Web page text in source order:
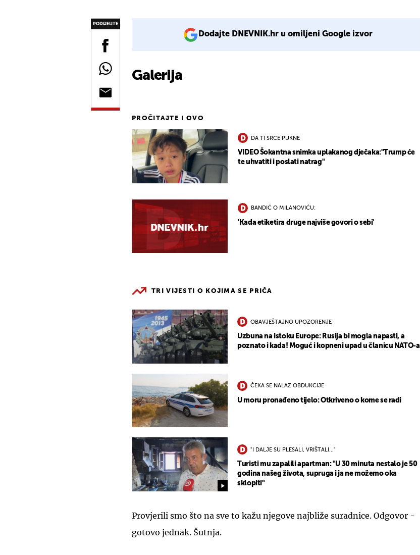
PODIJELITE
Dodajte DNEVNIK.hr u omiljeni Google izvor
Galerija
PROČITAJTE I OVO
DA TI SRCE PUKNE
VIDEO Šokantna snimka uplakanog dječaka:"Trump će
te uhvatiti i poslati natrag"
BANDIĆ O MILANOVIĆU:
'Kada etiketira druge najviše govori o sebi'
TRI VIJESTI O KOJIMA SE PRIČA
OBAVJEŠTAJNO UPOZORENJE
Uzbuna na istoku Europe: Rusija bi mogla napasti, a
poznato i kada! Moguć i kopneni upad u članicu NATO-a
ČEKA SE NALAZ OBDUKCIJE
U moru pronađeno tijelo: Otkriveno o kome se radi
"I DALJE SU PLESALI, VRIŠTALI..."
Turisti mu zapalili apartman: "U 30 minuta nestalo je 50
godina našeg života, supruga i ja ne možemo oka
sklopiti"
Provjerili smo što na sve to kažu njegove najbliže suradnice. Odgovor -
gotovo jednak. Šutnja.